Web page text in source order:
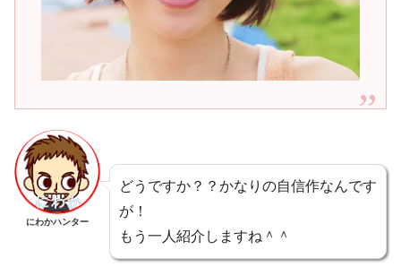
にわかハンター
どうですか？？かなりの自信作なんです
が！
もう一人紹介しますね＾＾